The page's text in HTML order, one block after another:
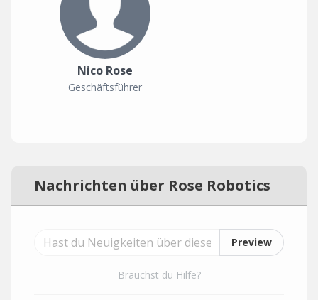
Nico Rose
Geschäftsführer
Nachrichten über Rose Robotics
Preview
Brauchst du Hilfe?